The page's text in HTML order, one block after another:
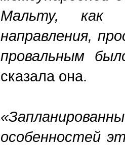
Мальту, как
направления,
провальным
сказала она.
особенностей